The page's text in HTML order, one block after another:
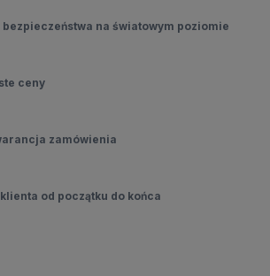
na światowym poziomie
ceny
zamówienia
klienta od początku do końca